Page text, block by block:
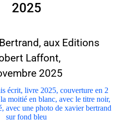
2025
aux Editions
Laffont,
2025